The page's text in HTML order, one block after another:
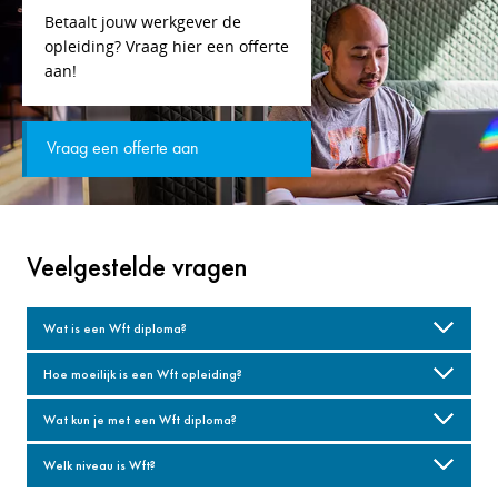
Betaalt jouw werkgever de
opleiding? Vraag hier een offerte
aan!
Vraag een offerte aan
Veelgestelde vragen
Wat is een Wft diploma?
Hoe moeilijk is een Wft opleiding?
Wat kun je met een Wft diploma?
Welk niveau is Wft?